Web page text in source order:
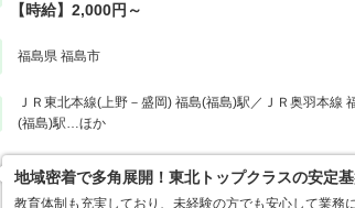
【時給】2,000円～
福島県 福島市
ＪＲ東北本線(上野－盛岡) 福島(福島)駅／ＪＲ奥羽本線
(福島)駅…ほか
地域密着で多角展開！東北トップクラスの安定
教育体制も充実しており、未経験の方でも安心して業務